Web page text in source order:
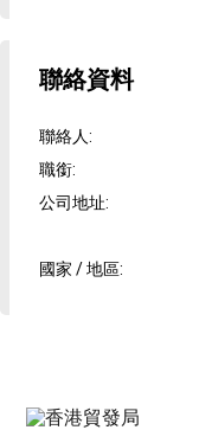
聯絡資料
聯絡人:
職銜:
公司地址:
國家 / 地區: